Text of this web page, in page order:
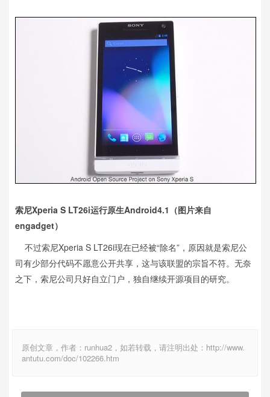
索尼Xperia S LT26i运行原生Android4.1（图片来自
engadget）
不过索尼Xperia S LT26i现在已经被“除名”，原因就是索尼公
司有少部分代码不愿意公开共享，这与该联盟的宗旨不符。无奈
之下，索尼公司只好自立门户，独自继续开源项目的研究。
原创文章，作者：runhua2，如若转载，请注明出处：http://www.
antutu.com/doc/102266.htm